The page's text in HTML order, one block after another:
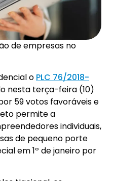
de empresas no
o PLC 76/2018-
nesta terça-feira (10)
59 votos favoráveis e
permite a
individuais,
de pequeno porte
em 1º de janeiro por